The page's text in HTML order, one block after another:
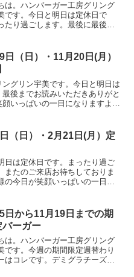
は。ハンバーガー工房グリング
です。今日と明日は定休日で
たり過ごします。最後に最後ま
すように😊いってらっしゃい。
日（日）・11月20日(月）
グリン宇美です。今日と明日は
後までお読みいただきありがと
いっぱいの一日になりますよう
（日）・2月21日(月）定
日は定休日です。まったり過ご
またのご来店お待ちしておりま
の今日が笑顔いっぱいの一日に
日から11月19日までの期
バーガー
は。ハンバーガー工房グリング
です。今週の期間限定週替わり
はコレです。デミグラチーズバ